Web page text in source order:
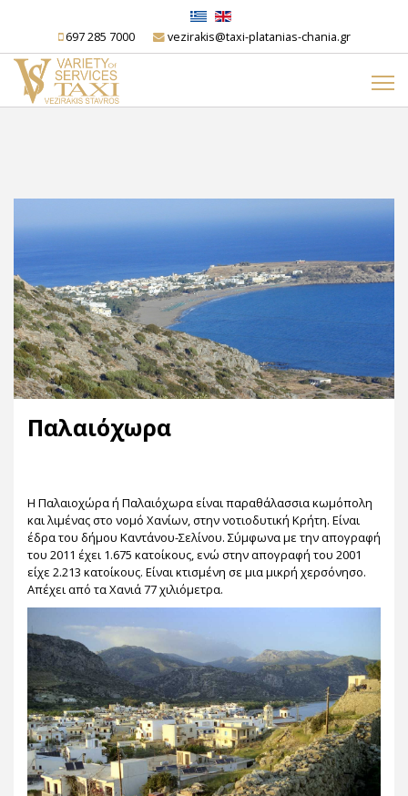
697 285 7000 vezirakis@taxi-platanias-chania.gr
Παλαιόχωρα
Η Παλαιοχώρα ή Παλαιόχωρα είναι παραθάλασσια κωμόπολη
και λιμένας στο νομό Χανίων, στην νοτιοδυτική Κρήτη. Είναι
έδρα του δήμου Καντάνου-Σελίνου. Σύμφωνα με την απογραφή
του 2011 έχει 1.675 κατοίκους, ενώ στην απογραφή του 2001
είχε 2.213 κατοίκους. Είναι κτισμένη σε μια μικρή χερσόνησο.
Απέχει από τα Χανιά 77 χιλιόμετρα.